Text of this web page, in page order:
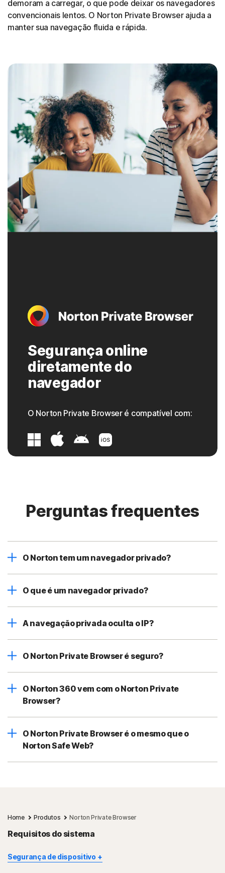
demoram a carregar, o que pode deixar os navegadores
convencionais lentos. O Norton Private Browser ajuda a
manter sua navegação fluida e rápida.
Segurança online
diretamente do
navegador
O Norton Private Browser é compatível com:
Perguntas frequentes
O Norton tem um navegador privado?
O que é um navegador privado?
A navegação privada oculta o IP?
O Norton Private Browser é seguro?
O Norton 360 vem com o Norton Private
Browser?
O Norton Private Browser é o mesmo que o
Norton Safe Web?
Home Produtos Norton Private Browser
Requisitos do sistema
Segurança de dispositivo